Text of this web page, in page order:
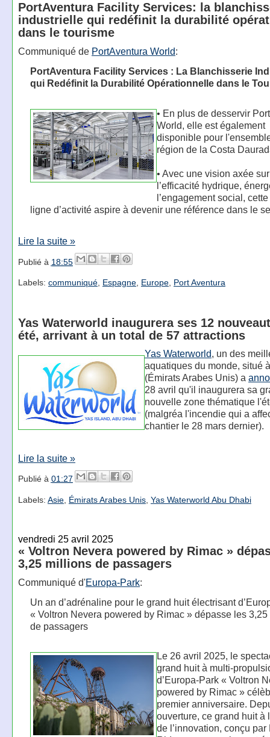
PortAventura Facility Services: la
industrielle qui redéfinit la durabilité
dans le tourisme
Communiqué de PortAventura World:
PortAventura Facility Services : La Blanchisserie
qui Redéfinit la Durabilité Opérationnelle dans le
• En plus de desservir
World, elle est également
disponible pour
région de la Costa
• Avec une vision axée sur
l’efficacité hydrique,
l’engagement social,
ligne d’activité aspire à devenir une référence dans le
Lire la suite »
Publié à 18:55
Labels: communiqué, Espagne, Europe, Port Aventura
Yas Waterworld inaugurera ses 12
été, arrivant à un total de 57 attractions
Yas Waterworld, un des
aquatiques du monde, situé
(Émirats Arabes Unis) a
28 avril qu'il inaugurera sa
nouvelle zone thématique
(malgréa l'incendie qui a
chantier le 28 mars dernier).
Lire la suite »
Publié à 01:27
Labels: Asie, Émirats Arabes Unis, Yas Waterworld Abu Dhabi
vendredi 25 avril 2025
« Voltron Nevera powered by Rimac »
3,25 millions de passagers
Communiqué d'Europa-Park:
Un an d’adrénaline pour le grand huit électrisant
« Voltron Nevera powered by Rimac » dépasse les
de passagers
Le 26 avril 2025, le
grand huit à multi-
d’Europa-Park « Voltron
powered by Rimac »
premier anniversaire.
ouverture, ce grand huit à
de l’innovation, conçu par